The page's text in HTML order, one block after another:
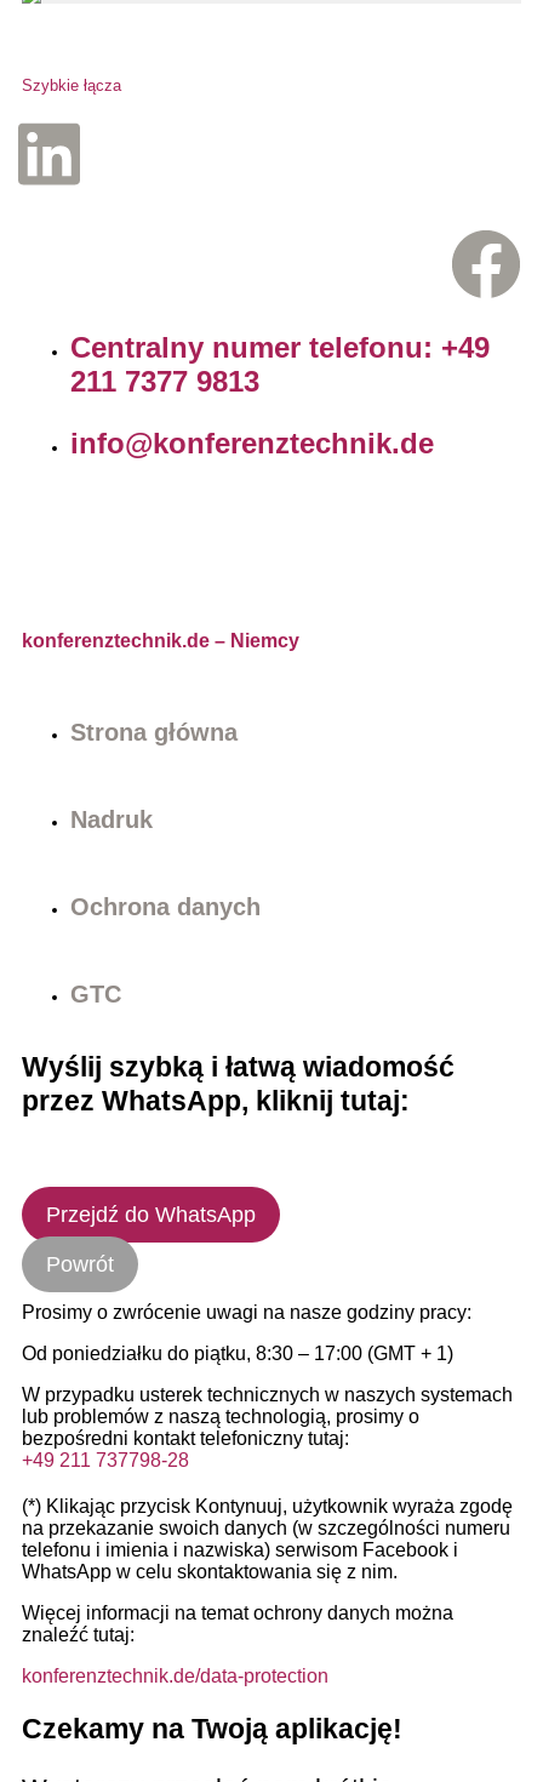
Szybkie łącza
Centralny numer telefonu: +49
211 7377 9813
info@konferenztechnik.de
konferenztechnik.de – Niemcy
Strona główna
Nadruk
Ochrona danych
GTC
Wyślij szybką i łatwą wiadomość
przez WhatsApp, kliknij tutaj:
Przejdź do WhatsApp
Powrót
Prosimy o zwrócenie uwagi na nasze godziny pracy:
Od poniedziałku do piątku, 8:30 – 17:00 (GMT + 1)
W przypadku usterek technicznych w naszych systemach
lub problemów z naszą technologią, prosimy o
bezpośredni kontakt telefoniczny tutaj:
+49 211 737798-28
(*) Klikając przycisk Kontynuuj, użytkownik wyraża zgodę
na przekazanie swoich danych (w szczególności numeru
telefonu i imienia i nazwiska) serwisom Facebook i
WhatsApp w celu skontaktowania się z nim.
Więcej informacji na temat ochrony danych można
znaleźć tutaj:
konferenztechnik.de/data-protection
Czekamy na Twoją aplikację!